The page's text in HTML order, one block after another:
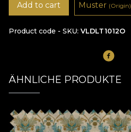
Product code - SKU VLDLT1012O
Add to cart Muster (Origin)
ÄHNLICHE PRODUKTE